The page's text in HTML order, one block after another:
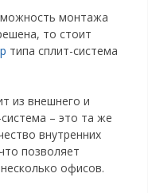
монтажа
то стоит
типа сплит-система
из внешнего и
– это та же
внутренних
позволяет
офисов.